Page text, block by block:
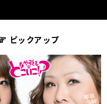
ピックアップ